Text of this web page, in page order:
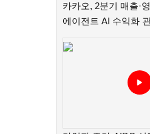
카카오, 2분기 매출·
에이전트 AI 수익화